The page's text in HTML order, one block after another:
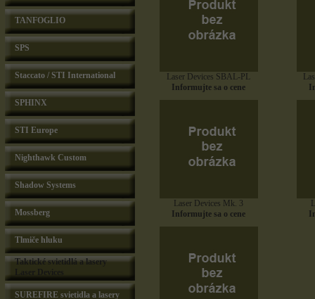
TANFOGLIO
SPS
Staccato / STI International
SPHINX
STI Europe
Nighthawk Custom
Shadow Systems
Mossberg
Tlmiče hluku
Taktické svietidlá a lasery
SUREFIRE svietidla a lasery
Laser Devices SBAL-PL
Informujte sa o cene
Laser Devices Mk. 3
Informujte sa o cene